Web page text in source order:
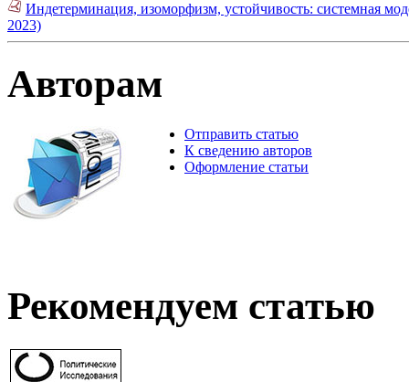
Индетерминация, изоморфизм, устойчивость: системная
2023)
Авторам
Отправить статью
К сведению авторов
Оформление статьи
Рекомендуем статью